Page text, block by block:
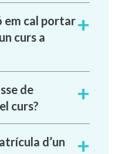
em cal portar
curs a
de
curs?
d’un